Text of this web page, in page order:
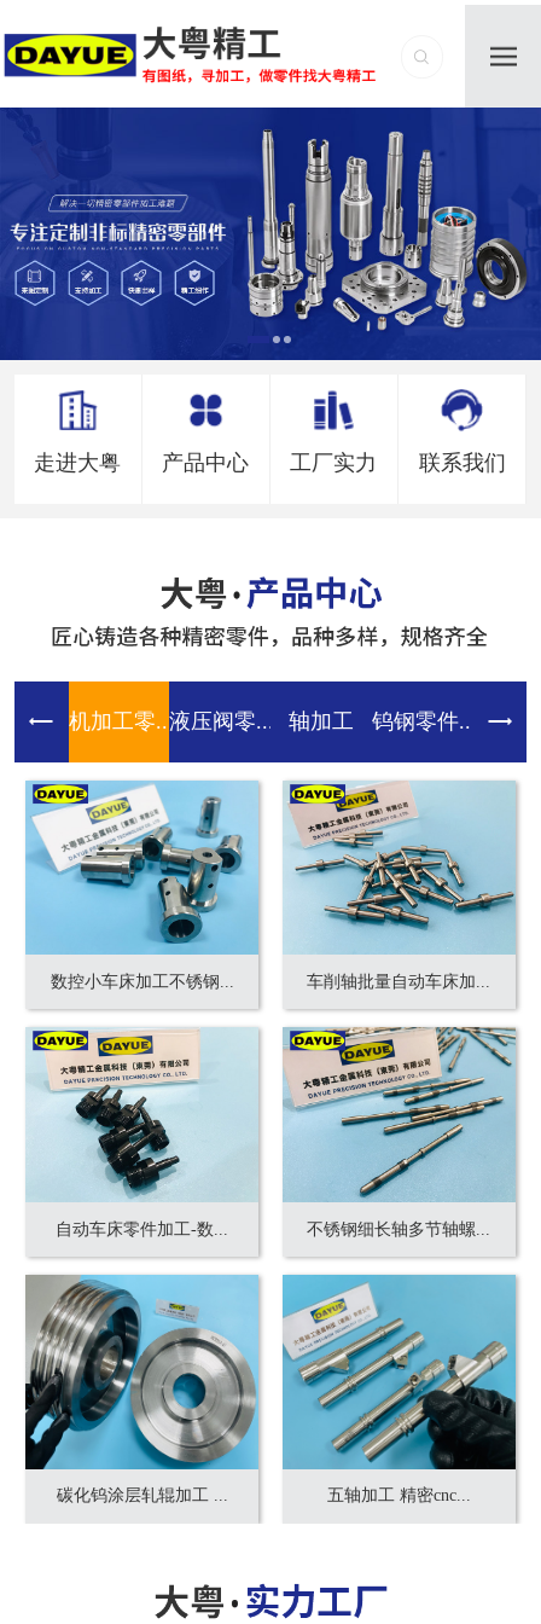
走进大粤 产品中心 工厂实力 联系我们
机加工零...液压阀零... 轴加工 钨钢零件... 齿轮
数控小车床加工不锈钢... 车削轴批量自动车床加...
自动车床零件加工-数... 不锈钢细长轴多节轴螺...
碳化钨涂层轧辊加工 ... 五轴加工 精密cnc...